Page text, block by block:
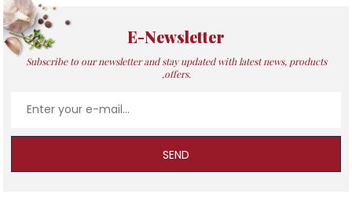
E-Newsletter
Subscribe to our newsletter and stay updated with latest news, products
,offers.
SEND